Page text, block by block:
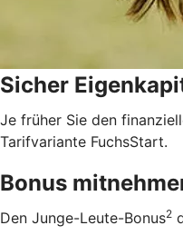
Sicher
Je früher Sie den
Tarifvariante FuchsStart.
Bonus
Den Junge-Leute-Bonus2